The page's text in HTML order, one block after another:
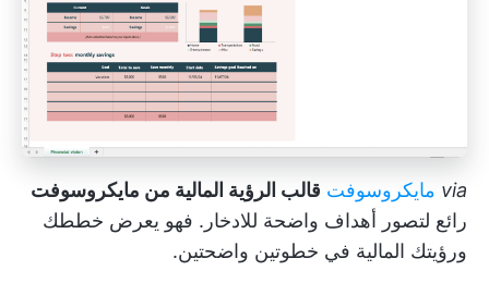
via مايكروسوفت قالب الرؤية المالية من مايكروسوفت
رائع لتصور أهداف واضحة للادخار. فهو يعرض خططك
ورؤيتك المالية في خطوتين واضحتين.